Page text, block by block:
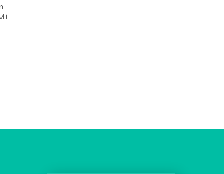
i